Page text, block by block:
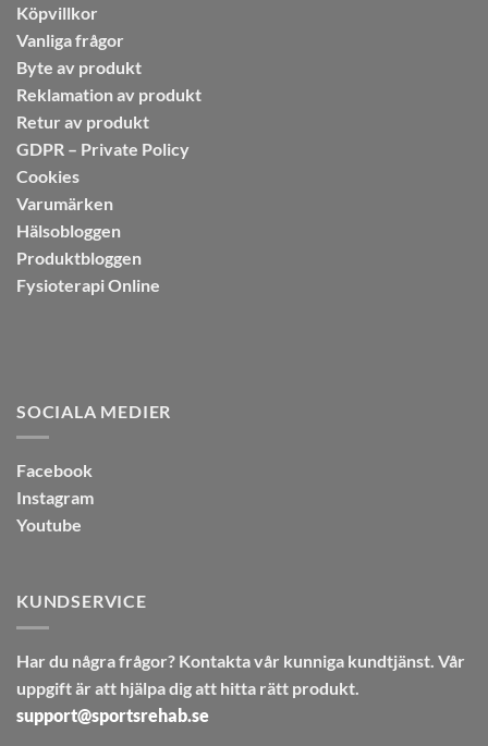
Köpvillkor
Vanliga frågor
Byte av produkt
Reklamation av produkt
Retur av produkt
GDPR – Private Policy
Cookies
Varumärken
Hälsobloggen
Produktbloggen
Fysioterapi Online
SOCIALA MEDIER
Facebook
Instagram
Youtube
KUNDSERVICE
Har du några frågor? Kontakta vår kunniga kundtjänst. Vår
uppgift är att hjälpa dig att hitta rätt produkt.
support@sportsrehab.se